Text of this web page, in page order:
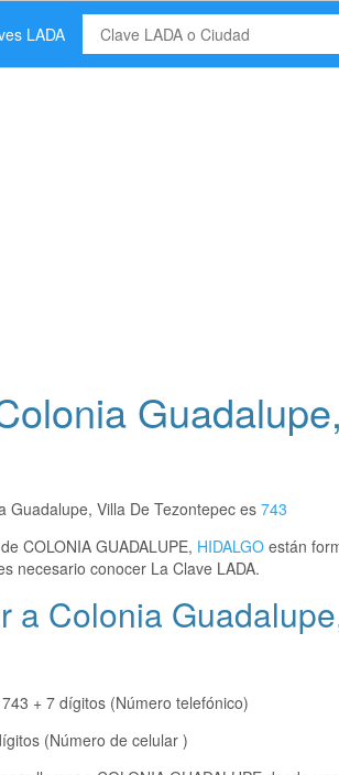
LADA
Guadalupe, Villa De Tezontepec es 743
COLONIA GUADALUPE, HIDALGO están
necesario conocer La Clave LADA.
a Colonia
+ 7 dígitos (Número telefónico)
(Número de celular )